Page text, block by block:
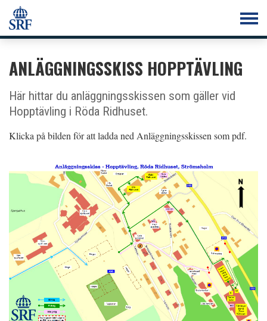
ANLÄGGNINGSSKISS HOPPTÄVLING
Här hittar du anläggningsskissen som gäller vid
Hopptävling i Röda Ridhuset.
Klicka på bilden för att ladda ned Anläggningsskissen som pdf.